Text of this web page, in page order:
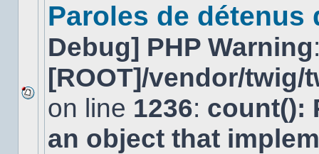
Aucun
nouveau
message
non-
Paroles de détenus
Debug] PHP Warning
[ROOT]/vendor/
on line 1236: count():
an object that